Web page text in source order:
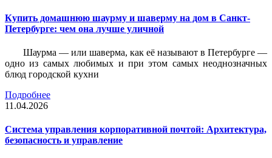
Купить домашнюю шаурму и шаверму на дом в Санкт-
Петербурге: чем она лучше уличной
Шаурма — или шаверма, как её называют в Петербурге —
одно из самых любимых и при этом самых неоднозначных
блюд городской кухни
Подробнее
11.04.2026
Система управления корпоративной почтой: Архитектура,
безопасность и управление